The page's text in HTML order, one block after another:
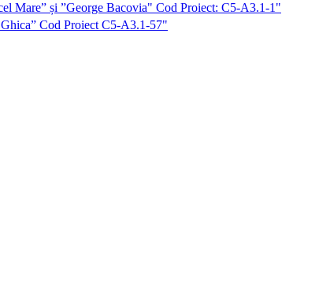
Mare” și ”George Bacovia" Cod Proiect: C5-A3.1-1"
Cod Proiect C5-A3.1-57"